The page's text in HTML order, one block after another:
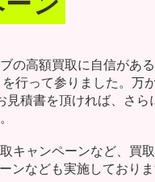
の高額買取に自信がある
を行って参りました。万
見積書を頂ければ、さら
キャンペーンなど、買
ンなども実施しておりま